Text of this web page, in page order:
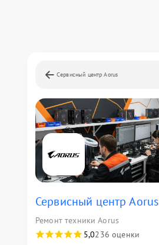
Сервисный центр Aorus
Сервисный центр Aorus
Ремонт техники Aorus
5,0236 оценки